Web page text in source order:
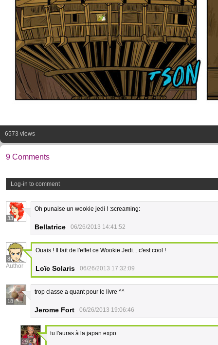
6573 views
9 Comments
Log-in to comment
33
Oh punaise un wookie jedi ! :screaming:
Bellatrice 06/26/2013 14:41:52
8
Author
Ouais ! Il fait de l'effet ce Wookie Jedi... c'est cool !
Loïc Solaris 06/26/2013 17:32:09
18
trop classe a quant pour le livre ^^
Jerome Fort 06/26/2013 19:06:46
29
tu l'auras à la japan expo